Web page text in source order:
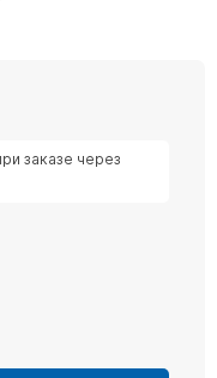
заказе через